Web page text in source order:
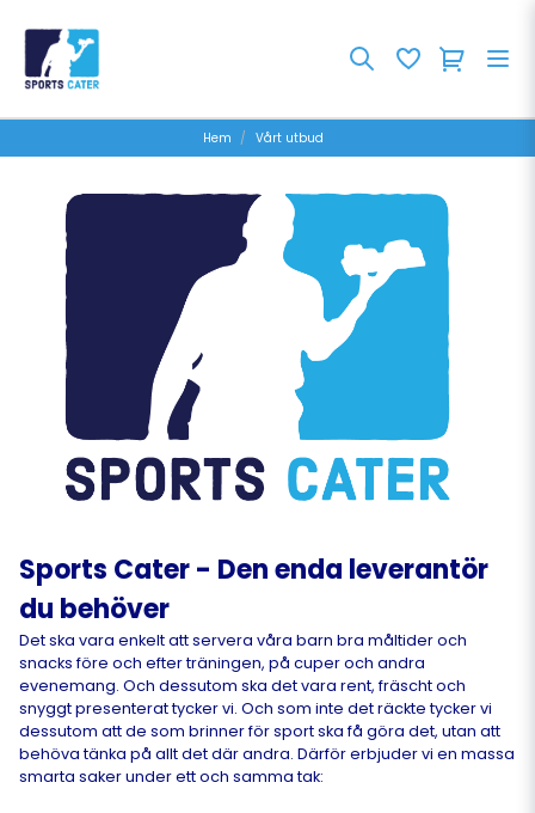
Hem Vårt utbud
Sports Cater - Den enda leverantör
du behöver
Det ska vara enkelt att servera våra barn bra måltider och
snacks före och efter träningen, på cuper och andra
evenemang. Och dessutom ska det vara rent, fräscht och
snyggt presenterat tycker vi. Och som inte det räckte tycker vi
dessutom att de som brinner för sport ska få göra det, utan att
behöva tänka på allt det där andra. Därför erbjuder vi en massa
smarta saker under ett och samma tak: